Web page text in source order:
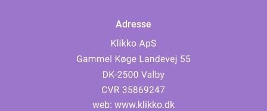
Adresse
web: www.klikko.dk